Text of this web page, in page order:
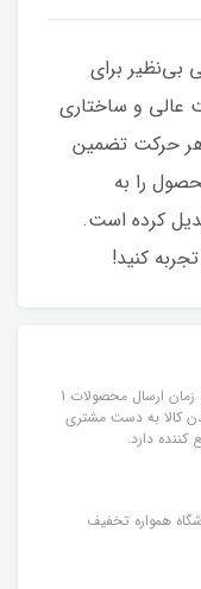
بی‌نظیر برای
عالی و ساختاری
هر حرکت تضمین
را به
کرده است.
کنید!
تمامی محصولات موجود می باشد. زمان ارسال محصولات 1
کالا به دست مشتری
دارد.
همواره تخفیف